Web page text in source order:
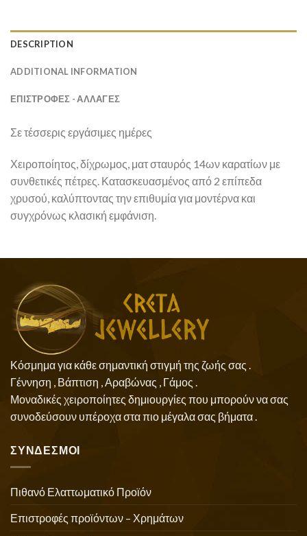
DESCRIPTION
ADDITIONAL INFORMATION
ΕΠΙΣΤΡΟΦΕΣ - ΑΛΛΑΓΕΣ
Σε τέσσερις εργάσιμες ημέρες
Χειροποίητος, δίχρωμος, ματ σταυρός 14ων καρατίων με
συνθετικές πέτρες. Κατασκευασμένος από 2 επίπεδα
χρυσού, καλύπτοντας την επιθυμία για μοντέρνα και
συγχρόνως κλασική εμφάνιση.
Κόσμημα για κάθε σημαντική στιγμή της ζωής σας .
Γέννηση , Βάπτιση , Αραβώνας , Γάμος .
Μοναδικές χειροποίητες δημιουργίες που μπορούν να σας
συνοδεύσουν υπέροχα στα πιο μέγαλα σας βήματα .
ΣΥΝΔΕΣΜΟΙ
Πιθανό Ελαττωματικό Προϊόν
Επιστροφές προϊόντων – Χρημάτων